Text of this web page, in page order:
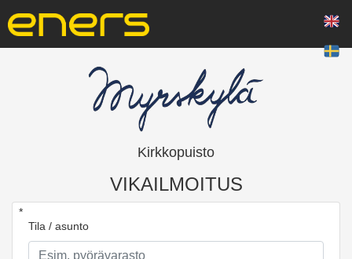
Kirkkopuisto
VIKAILMOITUS
*
Tila / asunto